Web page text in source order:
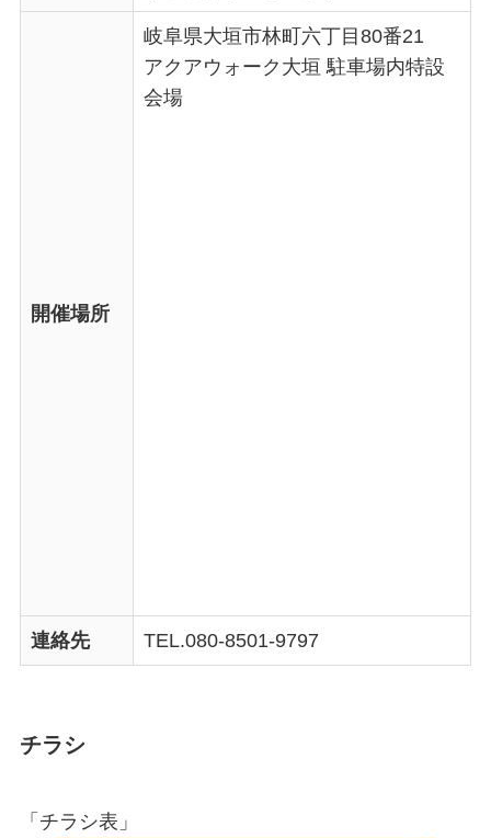
開催場所
岐阜県大垣市林町六丁目80番21
アクアウォーク大垣 駐車場内特設
会場
連絡先 TEL.080-8501-9797
チラシ
「チラシ表」